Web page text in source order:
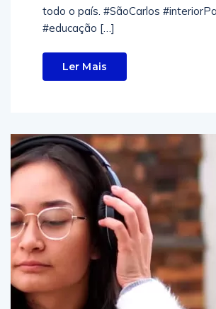
todo o país. #SãoCarlos
#educação […]
Ler Mais